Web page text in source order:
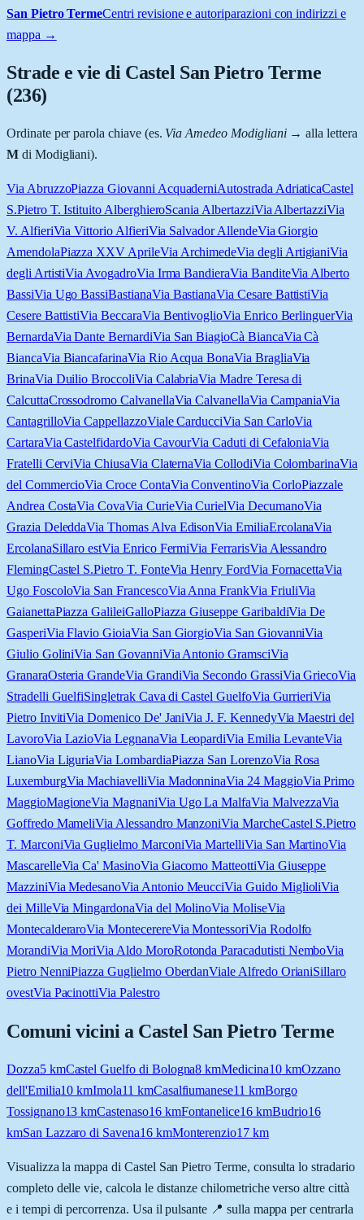
San Pietro TermeCentri revisione e autoriparazioni con indirizzi e
mappa →
Strade e vie di Castel San Pietro Terme
(236)
Ordinate per parola chiave (es. Via Amedeo Modigliani→ alla lettera
Mdi Modigliani).
Via AbruzzoPiazza Giovanni AcquaderniAutostrada AdriaticaCastel
S.Pietro T. Istituito AlberghieroScania AlbertazziVia AlbertazziVia
V. AlfieriVia Vittorio AlfieriVia Salvador AllendeVia Giorgio
AmendolaPiazza XXV AprileVia ArchimedeVia degli ArtigianiVia
degli ArtistiVia AvogadroVia Irma BandieraVia BanditeVia Alberto
BassiVia Ugo BassiBastianaVia BastianaVia Cesare BattistiVia
Cesere BattistiVia BeccaraVia BentivoglioVia Enrico BerlinguerVia
BernardaVia Dante BernardiVia San BiagioCà BiancaVia Cà
BiancaVia BiancafarinaVia Rio Acqua BonaVia BragliaVia
BrinaVia Duilio BroccoliVia CalabriaVia Madre Teresa di
CalcuttaCrossodromo CalvanellaVia CalvanellaVia CampaniaVia
CantagrilloVia CappellazzoViale CarducciVia San CarloVia
CartaraVia CastelfidardoVia CavourVia Caduti di CefaloniaVia
Fratelli CerviVia ChiusaVia ClaternaVia CollodiVia ColombarinaVia
del CommercioVia Croce ContaVia ConventinoVia CorloPiazzale
Andrea CostaVia CovaVia CurieVia CurielVia DecumanoVia
Grazia DeleddaVia Thomas Alva EdisonVia EmiliaErcolanaVia
ErcolanaSillaro estVia Enrico FermiVia FerrarisVia Alessandro
FlemingCastel S.Pietro T. FonteVia Henry FordVia FornacettaVia
Ugo FoscoloVia San FrancescoVia Anna FrankVia FriuliVia
GaianettaPiazza GalileiGalloPiazza Giuseppe GaribaldiVia De
GasperiVia Flavio GioiaVia San GiorgioVia San GiovanniVia
Giulio GoliniVia San GovanniVia Antonio GramsciVia
GranaraOsteria GrandeVia GrandiVia Secondo GrassiVia GriecoVia
Stradelli GuelfiSingletrak Cava di Castel GuelfoVia GurrieriVia
Pietro InvitiVia Domenico De' JaniVia J. F. KennedyVia Maestri del
LavoroVia LazioVia LegnanaVia LeopardiVia Emilia LevanteVia
LianoVia LiguriaVia LombardiaPiazza San LorenzoVia Rosa
LuxemburgVia MachiavelliVia MadonninaVia 24 MaggioVia Primo
MaggioMagioneVia MagnaniVia Ugo La MalfaVia MalvezzaVia
Goffredo MameliVia Alessandro ManzoniVia MarcheCastel S.Pietro
T. MarconiVia Guglielmo MarconiVia MartelliVia San MartinoVia
MascarelleVia Ca' MasinoVia Giacomo MatteottiVia Giuseppe
MazziniVia MedesanoVia Antonio MeucciVia Guido MiglioliVia
dei MilleVia MingardonaVia del MolinoVia MoliseVia
MontecalderaroVia MontecerereVia MontessoriVia Rodolfo
MorandiVia MoriVia Aldo MoroRotonda Paracadutisti NemboVia
Pietro NenniPiazza Guglielmo OberdanViale Alfredo OrianiSillaro
ovestVia PacinottiVia Palestro
Comuni vicini a Castel San Pietro Terme
Dozza5kmCastel Guelfo di Bologna8 kmMedicina10kmOzzano
dell'Emilia10 kmImola11 kmCasalfiumanese11 kmBorgo
Tossignano13 kmCastenaso16kmFontanelice16 kmBudrio16
kmSan Lazzaro di Savena16kmMonterenzio17 km
Visualizza la mappa di Castel San Pietro Terme, consulta lo stradario
completo delle vie, calcola le distanze chilometriche verso altre città
e i tempi di percorrenza. Usa il pulsante 📍 sulla mappa per centrarla